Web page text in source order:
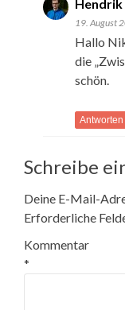
Hendrik
19. August
Hallo
die
schön.
Antworten
Schreibe
Deine E-Mail-
Erforderliche
Kommentar
*